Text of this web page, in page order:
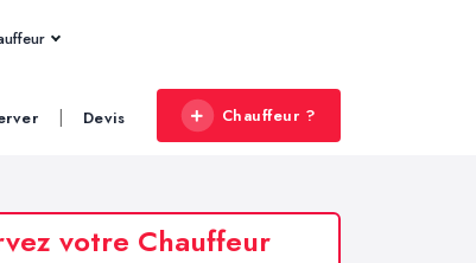
| Devis Chauffeur ?
votre Chauffeur